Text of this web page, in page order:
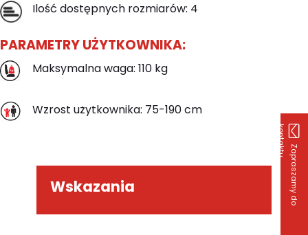
Z
a
p
r
a
s
z
a
m
y
d
o
k
o
n
t
a
k
t
u
Ilość dostępnych rozmiarów: 4
PARAMETRY UŻYTKOWNIKA:
Maksymalna waga: 110 kg
Wzrost użytkownika: 75-190 cm
Wskazania